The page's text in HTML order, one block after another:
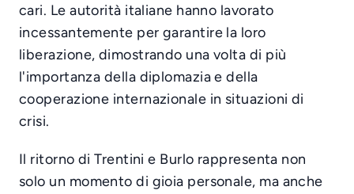
cari. Le autorità italiane hanno lavorato
incessantemente per garantire la loro
liberazione, dimostrando una volta di più
l'importanza della diplomazia e della
cooperazione internazionale in situazioni di
crisi.
Il ritorno di Trentini e Burlo rappresenta non
solo un momento di gioia personale, ma anche